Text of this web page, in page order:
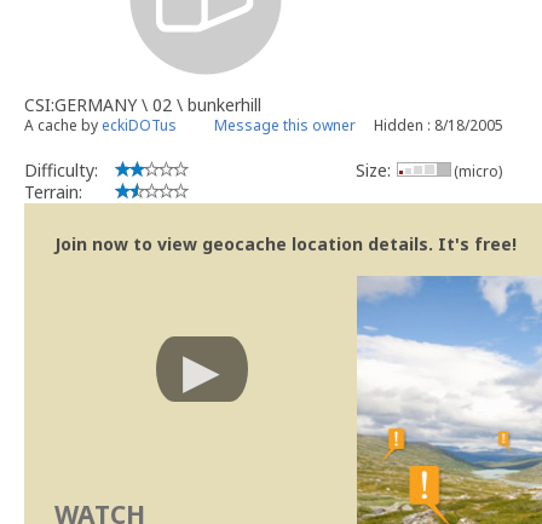
CSI:GERMANY \ 02 \ bunkerhill
A cache by eckiDOTus Message this owner Hidden : 8/18/2005
Difficulty:
Terrain:
Size: (micro)
Join now to view geocache location details. It's free!
WATCH